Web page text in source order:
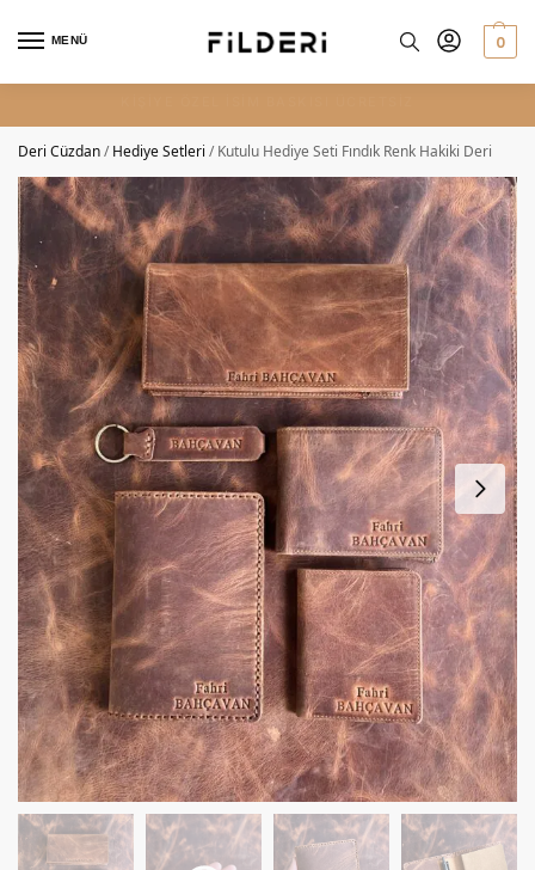
MENÜ 0
Deri Cüzdan/Hediye Setleri /Kutulu Hediye Seti Fındık Renk Hakiki Deri